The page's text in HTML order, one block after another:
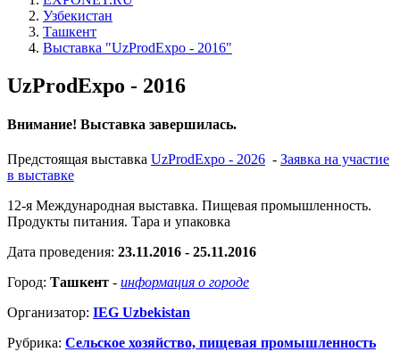
Узбекистан
Ташкент
Выставка "UzProdExpo - 2016"
UzProdExpo - 2016
Внимание! Выставка завершилась.
Предстоящая выставка UzProdExpo - 2026 - Заявка на участие
в выставке
12-я Международная выставка. Пищевая промышленность.
Продукты питания. Тара и упаковка
Дата проведения: 23.11.2016 - 25.11.2016
Город: Ташкент - информация о городе
Организатор: IEG Uzbekistan
Рубрика: Сельское хозяйство, пищевая промышленность